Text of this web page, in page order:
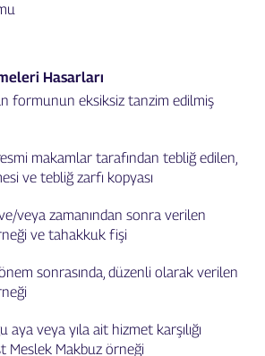
Hasarları
formunun eksiksiz tanzim edilmiş
makamlar tarafından tebliğ edilen,
ve tebliğ zarfı kopyası
veya zamanından sonra verilen
ve tahakkuk fişi
sonrasında, düzenli olarak verilen
aya veya yıla ait hizmet karşılığı
Meslek Makbuz örneği